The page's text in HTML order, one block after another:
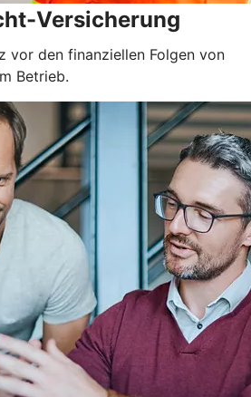
Versicherung
vor den finanziellen Folgen von
Betrieb.